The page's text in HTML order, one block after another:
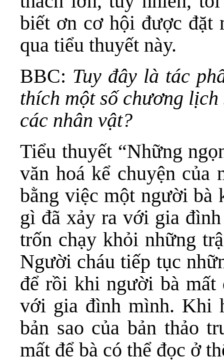
biết ơn cơ hội được đặt
qua tiểu thuyết này.
BBC: Tuy đây là tác
thích một số chương
các nhân vật?
Tiểu thuyết “Những
văn hoá kể chuyện của
bằng việc một người bà
gì đã xảy ra với gia
trốn chạy khỏi những
Người cháu tiếp tục
để rồi khi người bà
với gia đình mình. Khi
bản sao của bản thảo
mất để bà có thể đọc ở